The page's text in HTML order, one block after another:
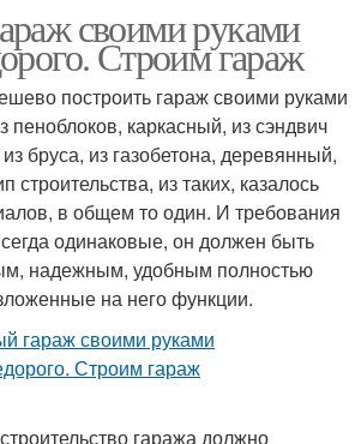
своими руками
Строим гараж
построить гараж своими руками
пеноблоков, каркасный, из сэндвич
бруса, из газобетона, деревянный,
строительства, из таких, казалось
в общем то один. И требования
одинаковые, он должен быть
надежным, удобным полностью
на него функции.
гаража должно